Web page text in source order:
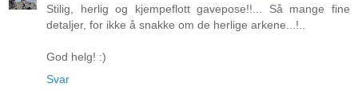
Stilig, herlig og kjempeflott gavepose!!... Så mange fine
detaljer, for ikke å snakke om de herlige arkene...!..
God helg! :)
Svar